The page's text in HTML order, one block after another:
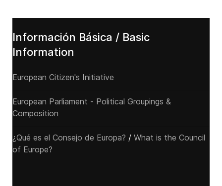
Información Básica / Basic
Information
European Citizen's Initiative
European Parliament - Political Groupings &
Composition
¿Qué es el Consejo de Europa? / What is the Council
of Europe?